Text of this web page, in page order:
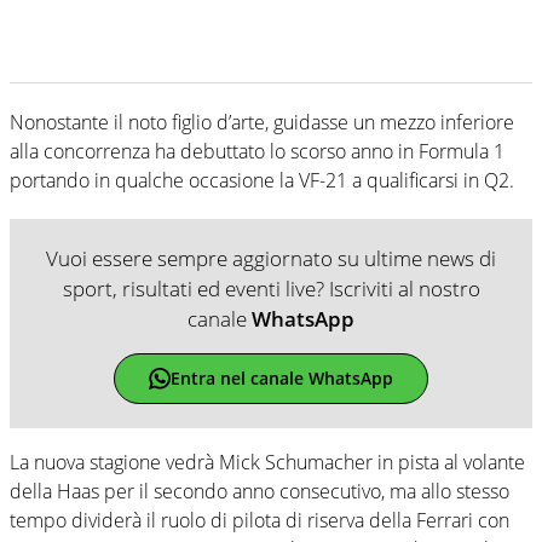
Nonostante il noto figlio d’arte, guidasse un mezzo inferiore
alla concorrenza ha debuttato lo scorso anno in Formula 1
portando in qualche occasione la VF-21 a qualificarsi in Q2.
Vuoi essere sempre aggiornato su ultime news di
sport, risultati ed eventi live? Iscriviti al nostro
canaleWhatsApp
Entra nel canale WhatsApp
La nuova stagione vedrà Mick Schumacher in pista al volante
della Haas per il secondo anno consecutivo, ma allo stesso
tempo dividerà il ruolo di pilota di riserva della Ferrari con